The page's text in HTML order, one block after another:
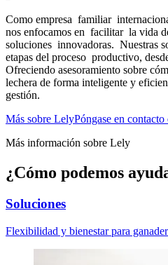
Como empresa familiar
nos enfocamos en facilitar la vida
soluciones innovadoras. Nuestras
etapas del proceso productivo,
Ofreciendo asesoramiento sobre
lechera de forma inteligente y
gestión.
Más sobre LelyPóngase en
Más información sobre Lely
¿Cómo podemos
Soluciones
Flexibilidad y bienestar para